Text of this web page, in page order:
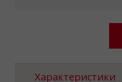
Характеристики